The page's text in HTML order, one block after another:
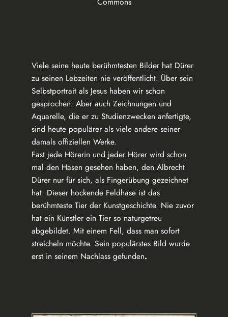
Viele seine heute berühmtesten Bilder hat Dürer
zu seinen Lebzeiten nie veröffentlicht. Über sein
Selbstportrait als Jesus haben wir schon
gesprochen. Aber auch Zeichnungen und
Aquarelle, die er zu Studienzwecken anfertigte,
sind heute populärer als viele andere seiner
damals offiziellen Werke.
Fast jede Hörerin und jeder Hörer wird schon
mal den Hasen gesehen haben, den Albrecht
Dürer nur für sich, als Fingerübung gezeichnet
hat. Dieser hockende Feldhase ist das
berühmteste Tier der Kunstgeschichte. Nie zuvor
hat ein Künstler ein Tier so naturgetreu
abgebildet. Mit einem Fell, dass man sofort
streicheln möchte. Sein populärstes Bild wurde
erst in seinem Nachlass gefunden.